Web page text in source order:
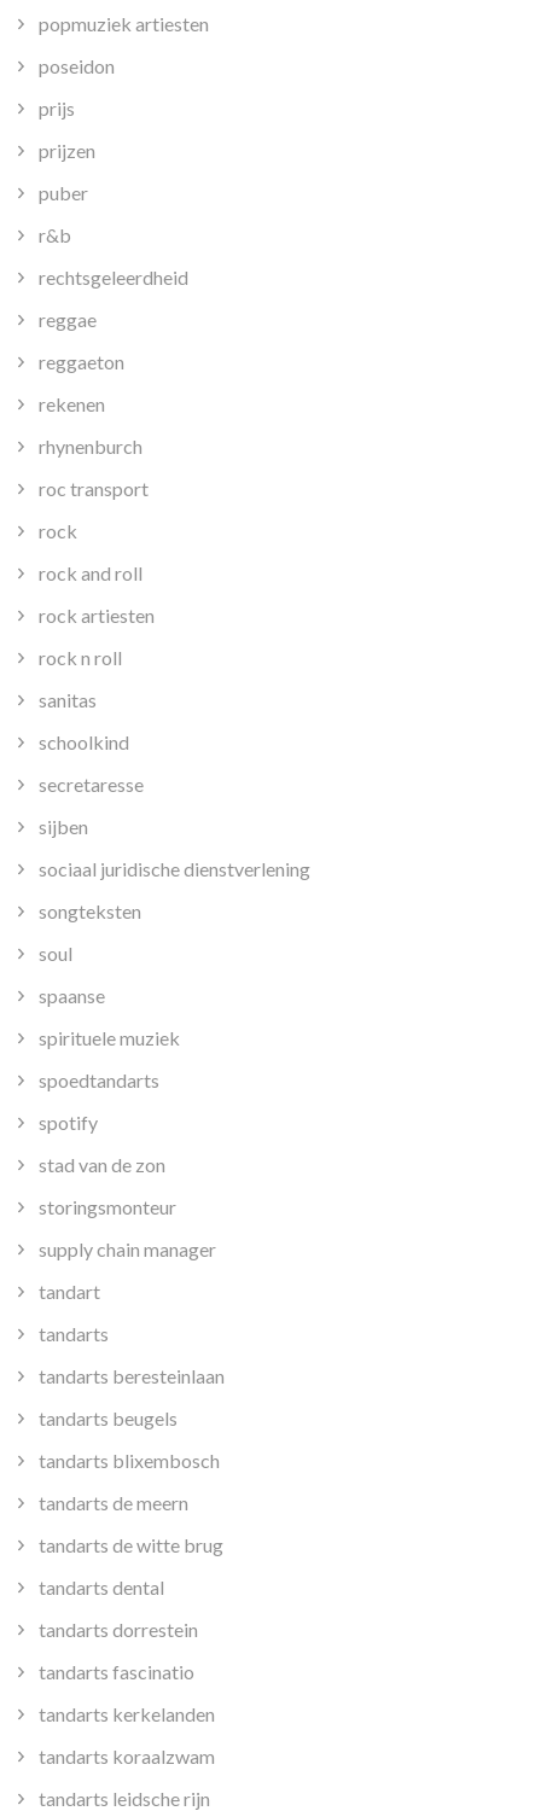
popmuziek artiesten
poseidon
prijs
prijzen
puber
r&b
rechtsgeleerdheid
reggae
reggaeton
rekenen
rhynenburch
roc transport
rock
rock and roll
rock artiesten
rock n roll
sanitas
schoolkind
secretaresse
sijben
sociaal juridische dienstverlening
songteksten
soul
spaanse
spirituele muziek
spoedtandarts
spotify
stad van de zon
storingsmonteur
supply chain manager
tandart
tandarts
tandarts beresteinlaan
tandarts beugels
tandarts blixembosch
tandarts de meern
tandarts de witte brug
tandarts dental
tandarts dorrestein
tandarts fascinatio
tandarts kerkelanden
tandarts koraalzwam
tandarts leidsche rijn